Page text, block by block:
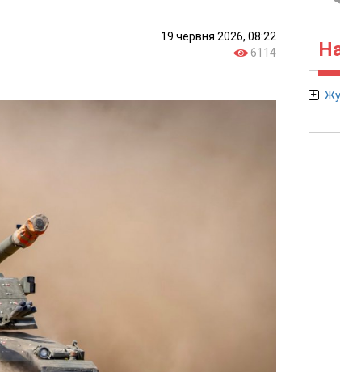
19 червня 2026, 08:22
6114